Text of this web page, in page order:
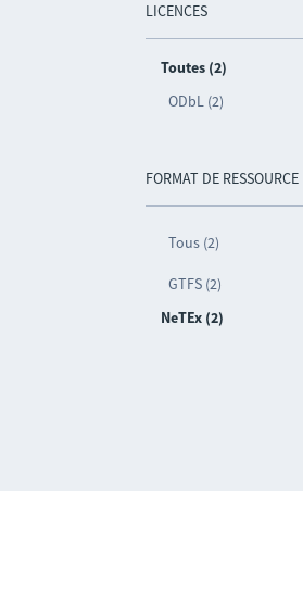
LICENCES
Toutes (2)
ODbL (2)
FORMAT DE RESSOURCE
Tous (2)
GTFS (2)
NeTEx (2)